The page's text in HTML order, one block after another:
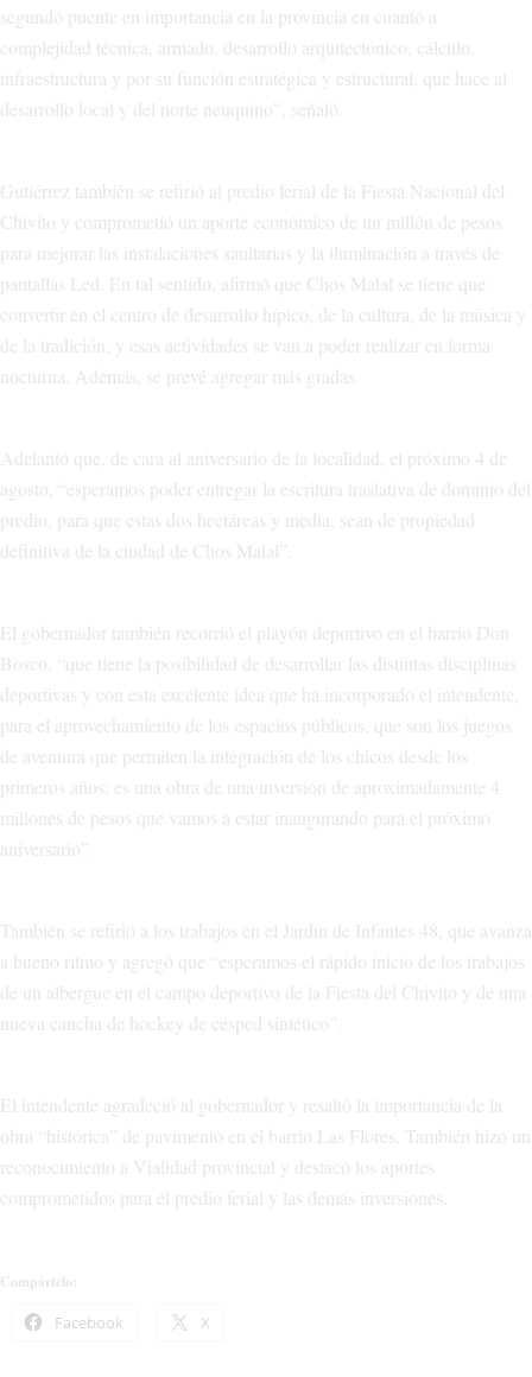
segundo puente en importancia en la provincia en cuanto a
complejidad técnica, armado, desarrollo arquitectónico, cálculo,
infraestructura y por su función estratégica y estructural, que hace al
desarrollo local y del norte neuquino”, señaló.
Gutiérrez también se refirió al predio ferial de la Fiesta Nacional del
Chivito y comprometió un aporte económico de un millón de pesos
para mejorar las instalaciones sanitarias y la iluminación a través de
pantallas Led. En tal sentido, afirmó que Chos Malal se tiene que
convertir en el centro de desarrollo hípico, de la cultura, de la música y
de la tradición, y esas actividades se van a poder realizar en forma
nocturna. Además, se prevé agregar más gradas.
Adelantó que, de cara al aniversario de la localidad, el próximo 4 de
agosto, “esperamos poder entregar la escritura traslativa de dominio del
predio, para que estas dos hectáreas y media, sean de propiedad
definitiva de la ciudad de Chos Malal”.
El gobernador también recorrió el playón deportivo en el barrio Don
Bosco, “que tiene la posibilidad de desarrollar las distintas disciplinas
deportivas y con esta excelente idea que ha incorporado el intendente,
para el aprovechamiento de los espacios públicos, que son los juegos
de aventura que permiten la integración de los chicos desde los
primeros años; es una obra de una inversión de aproximadamente 4
millones de pesos que vamos a estar inaugurando para el próximo
aniversario”.
También se refirió a los trabajos en el Jardín de Infantes 48, que avanza
a bueno ritmo y agregó que “esperamos el rápido inicio de los trabajos
de un albergue en el campo deportivo de la Fiesta del Chivito y de una
nueva cancha de hockey de césped sintético”.
El intendente agradeció al gobernador y resaltó la importancia de la
obra “histórica” de pavimento en el barrio Las Flores. También hizo un
reconocimiento a Vialidad provincial y destacó los aportes
comprometidos para el predio ferial y las demás inversiones.
Compártelo:
Facebook X